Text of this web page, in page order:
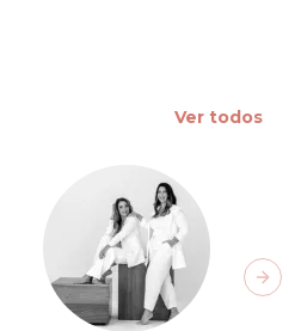
Ver todos